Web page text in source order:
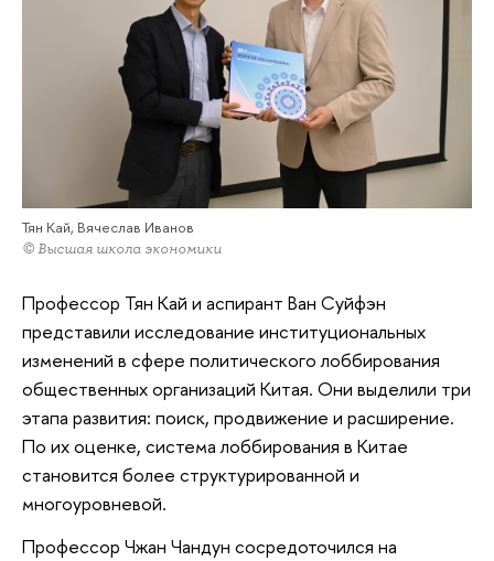
Тян Кай, Вячеслав Иванов
© Высшая школа экономики
Профессор Тян Кай и аспирант Ван Суйфэн
представили исследование институциональных
изменений в сфере политического лоббирования
общественных организаций Китая. Они выделили три
этапа развития: поиск, продвижение и расширение.
По их оценке, система лоббирования в Китае
становится более структурированной и
многоуровневой.
Профессор Чжан Чандун сосредоточился на